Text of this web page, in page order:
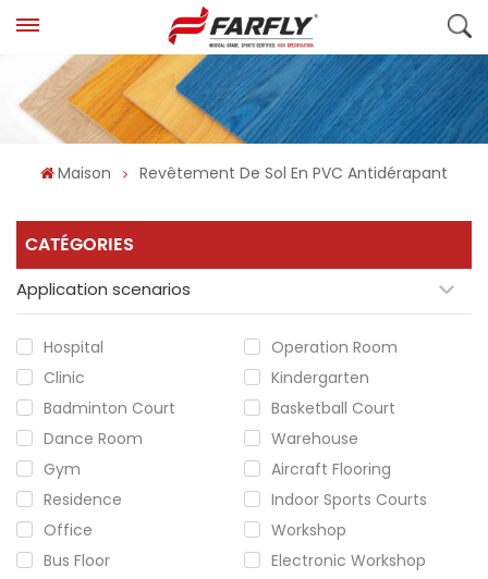
Maison Revêtement De Sol En PVC Antidérapant
CATÉGORIES
Application scenarios
Hospital
Operation Room
Clinic
Kindergarten
Badminton Court
Basketball Court
Dance Room
Warehouse
Gym
Aircraft Flooring
Residence
Indoor Sports Courts
Office
Workshop
Bus Floor
Electronic Workshop